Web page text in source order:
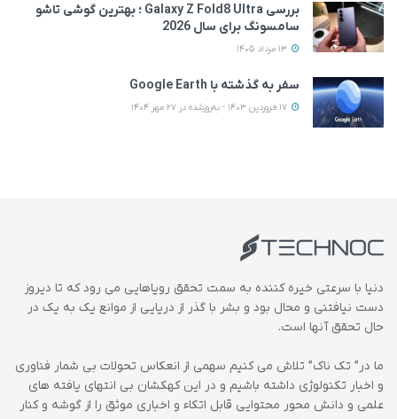
بررسی Galaxy Z Fold8 Ultra ؛ بهترین گوشی تاشو
سامسونگ برای سال 2026
سفر به گذشته با Google Earth
دنیا با سرعتی خیره کننده به سمت تحقق رویاهایی می رود که تا دیروز
دست نیافتنی و محال بود و بشر با گذر از دریایی از موانع یک به یک در
حال تحقق آنها است.
ما در” تک ناک” تلاش می کنیم سهمی از انعکاس تحولات بی شمار فناوری
و اخبار تکنولوژی داشته باشیم و در این کهکشان بی انتهای یافته های
علمی و دانش محور محتوایی قابل اتکاء و اخباری موثق را از گوشه و کنار